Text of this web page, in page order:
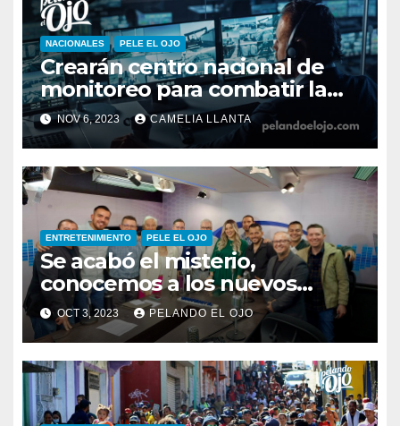
NACIONALES PELE EL OJO
Crearán centro nacional de
monitoreo para combatir la
inseguridad
NOV 6, 2023 CAMELIA LLANTA
ENTRETENIMIENTO PELE EL OJO
Se acabó el misterio,
conocemos a los nuevos
integrantes de Pelando el Ojo
OCT 3, 2023 PELANDO EL OJO